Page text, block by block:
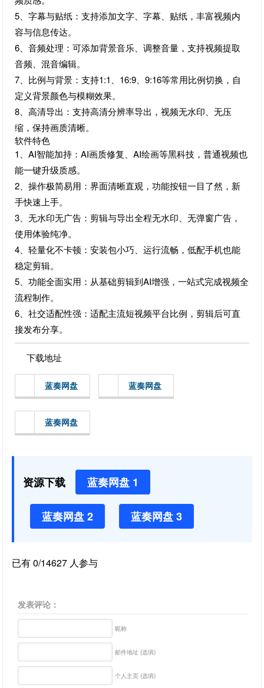
5、字幕与贴纸：支持添加文字、字幕、贴纸，丰富视频内
容与信息传达。
6、音频处理：可添加背景音乐、调整音量，支持视频提取
音频、混音编辑。
7、比例与背景：支持1:1、16:9、9:16等常用比例切换，自
定义背景颜色与模糊效果。
8、高清导出：支持高清分辨率导出，视频无水印、无压
缩，保持画质清晰。
软件特色
1、AI智能加持：AI画质修复、AI绘画等黑科技，普通视频也
能一键升级质感。
2、操作极简易用：界面清晰直观，功能按钮一目了然，新
手快速上手。
3、无水印无广告：剪辑与导出全程无水印、无弹窗广告，
使用体验纯净。
4、轻量化不卡顿：安装包小巧、运行流畅，低配手机也能
稳定剪辑。
5、功能全面实用：从基础剪辑到AI增强，一站式完成视频全
流程制作。
6、社交适配性强：适配主流短视频平台比例，剪辑后可直
接发布分享。
下载地址
蓝奏网盘 蓝奏网盘
蓝奏网盘
资源下载 蓝奏网盘 1
蓝奏网盘 2 蓝奏网盘 3
已有 0/14627 人参与
发表评论：
昵称
邮件地址 (选填)
个人主页 (选填)